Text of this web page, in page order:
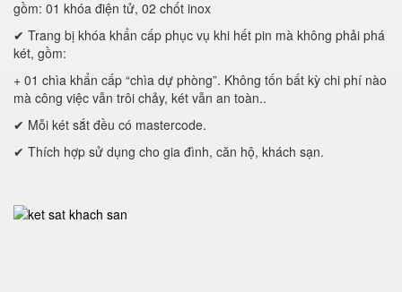
gồm: 01 khóa điện tử, 02 chốt inox
✔ Trang bị khóa khẩn cấp phục vụ khi hết pin mà không phải phá
két, gồm:
+ 01 chìa khẩn cấp “chìa dự phòng”. Không tốn bất kỳ chi phí nào
mà công việc vẫn trôi chảy, két vẫn an toàn..
✔ Mỗi két sắt đều có mastercode.
✔ Thích hợp sử dụng cho gia đình, căn hộ, khách sạn.